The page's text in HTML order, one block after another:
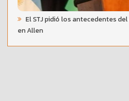
El STJ pidió los antecedentes
en Allen